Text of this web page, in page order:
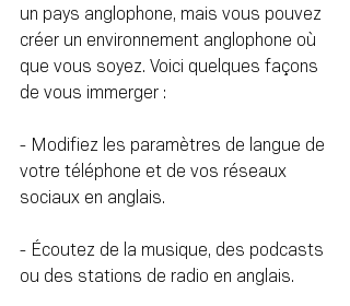
un pays anglophone, mais vous pouvez
créer un environnement anglophone où
que vous soyez. Voici quelques façons
de vous immerger :
- Modifiez les paramètres de langue de
votre téléphone et de vos réseaux
sociaux en anglais.
- Écoutez de la musique, des podcasts
ou des stations de radio en anglais.